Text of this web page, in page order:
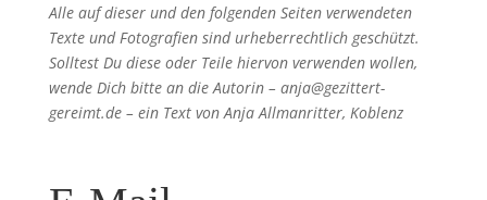
Alle auf dieser und den folgenden Seiten verwendeten
Texte und Fotografien sind urheberrechtlich geschützt.
Solltest Du diese oder Teile hiervon verwenden wollen,
wende Dich bitte an die Autorin – anja@gezittert-
gereimt.de – ein Text von Anja Allmanritter, Koblenz